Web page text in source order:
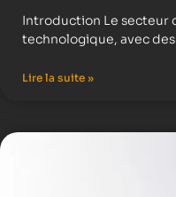
Introduction Le secteur
technologique, avec
Lire la suite »